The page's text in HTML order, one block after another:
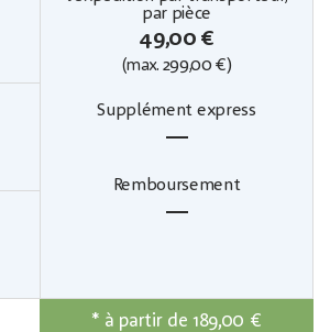
49,00 €
(max. 299,00 €)
—
—
* à partir de 189,00 €